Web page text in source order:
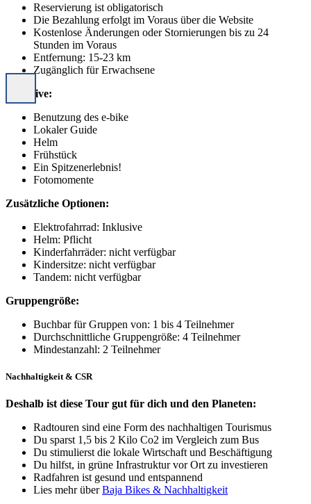
Reservierung ist obligatorisch
Die Bezahlung erfolgt im Voraus über die Website
Kostenlose Änderungen oder Stornierungen bis zu 24
Stunden im Voraus
Entfernung: 15-23 km
Zugänglich für Erwachsene
Inklusive:
Benutzung des e-bike
Lokaler Guide
Helm
Frühstück
Ein Spitzenerlebnis!
Fotomomente
Zusätzliche Optionen:
Elektrofahrrad: Inklusive
Helm: Pflicht
Kinderfahrräder: nicht verfügbar
Kindersitze: nicht verfügbar
Tandem: nicht verfügbar
Gruppengröße:
Buchbar für Gruppen von: 1 bis 4 Teilnehmer
Durchschnittliche Gruppengröße: 4 Teilnehmer
Mindestanzahl: 2 Teilnehmer
Nachhaltigkeit & CSR
Deshalb ist diese Tour gut für dich und den Planeten:
Radtouren sind eine Form des nachhaltigen Tourismus
Du sparst 1,5 bis 2 Kilo Co2 im Vergleich zum Bus
Du stimulierst die lokale Wirtschaft und Beschäftigung
Du hilfst, in grüne Infrastruktur vor Ort zu investieren
Radfahren ist gesund und entspannend
Lies mehr überBaja Bikes & Nachhaltigkeit